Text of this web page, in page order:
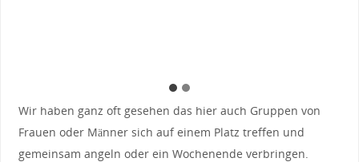
Wir haben ganz oft gesehen das hier auch Gruppen von
Frauen oder Männer sich auf einem Platz treffen und
gemeinsam angeln oder ein Wochenende verbringen.